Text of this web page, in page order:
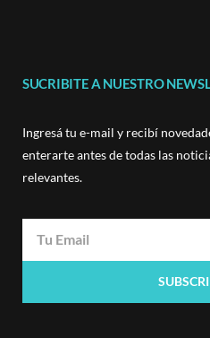
SUCRIBITE A NUESTRO
Ingresá tu e-mail y recibí
enterarte antes de todas las
relevantes.